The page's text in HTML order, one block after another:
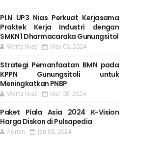
PLN UP3 Nias Perkuat Kerjasama
Praktek Kerja Industri dengan
SMKN 1 Dharmacaraka Gunungsitol
Warta Nias May 08, 2024
Strategi Pemanfaatan BMN pada
KPPN Gunungsitoli untuk
Meningkatkan PNBP
Warta Nias Mar 08, 2024
Paket Piala Asia 2024 K-Vision
Harga Diskon di Pulsapedia
Admin Jan 08, 2024